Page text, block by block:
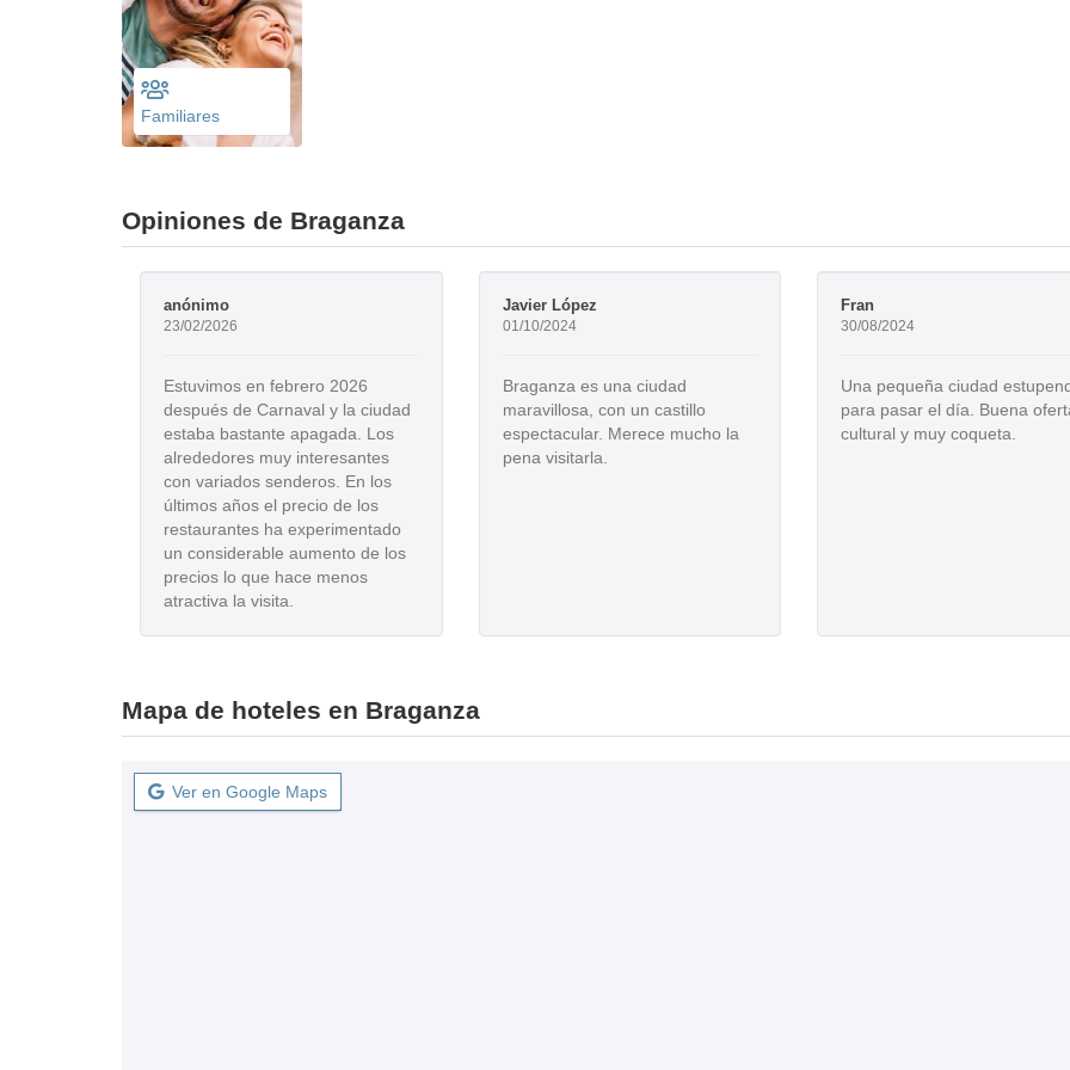
Familiares
Opiniones de Braganza
anónimo
23/02/2026
Estuvimos en febrero 2026
después de Carnaval y la ciudad
estaba bastante apagada. Los
alrededores muy interesantes
con variados senderos. En los
últimos años el precio de los
restaurantes ha experimentado
un considerable aumento de los
precios lo que hace menos
atractiva la visita.
Javier López
01/10/2024
Braganza es una ciudad
maravillosa, con un castillo
espectacular. Merece mucho la
pena visitarla.
Fran
30/08/2024
Una pequeña ciudad
para pasar el día. Buena
cultural y muy coqueta.
Mapa de hoteles en Braganza
Ver en Google Maps